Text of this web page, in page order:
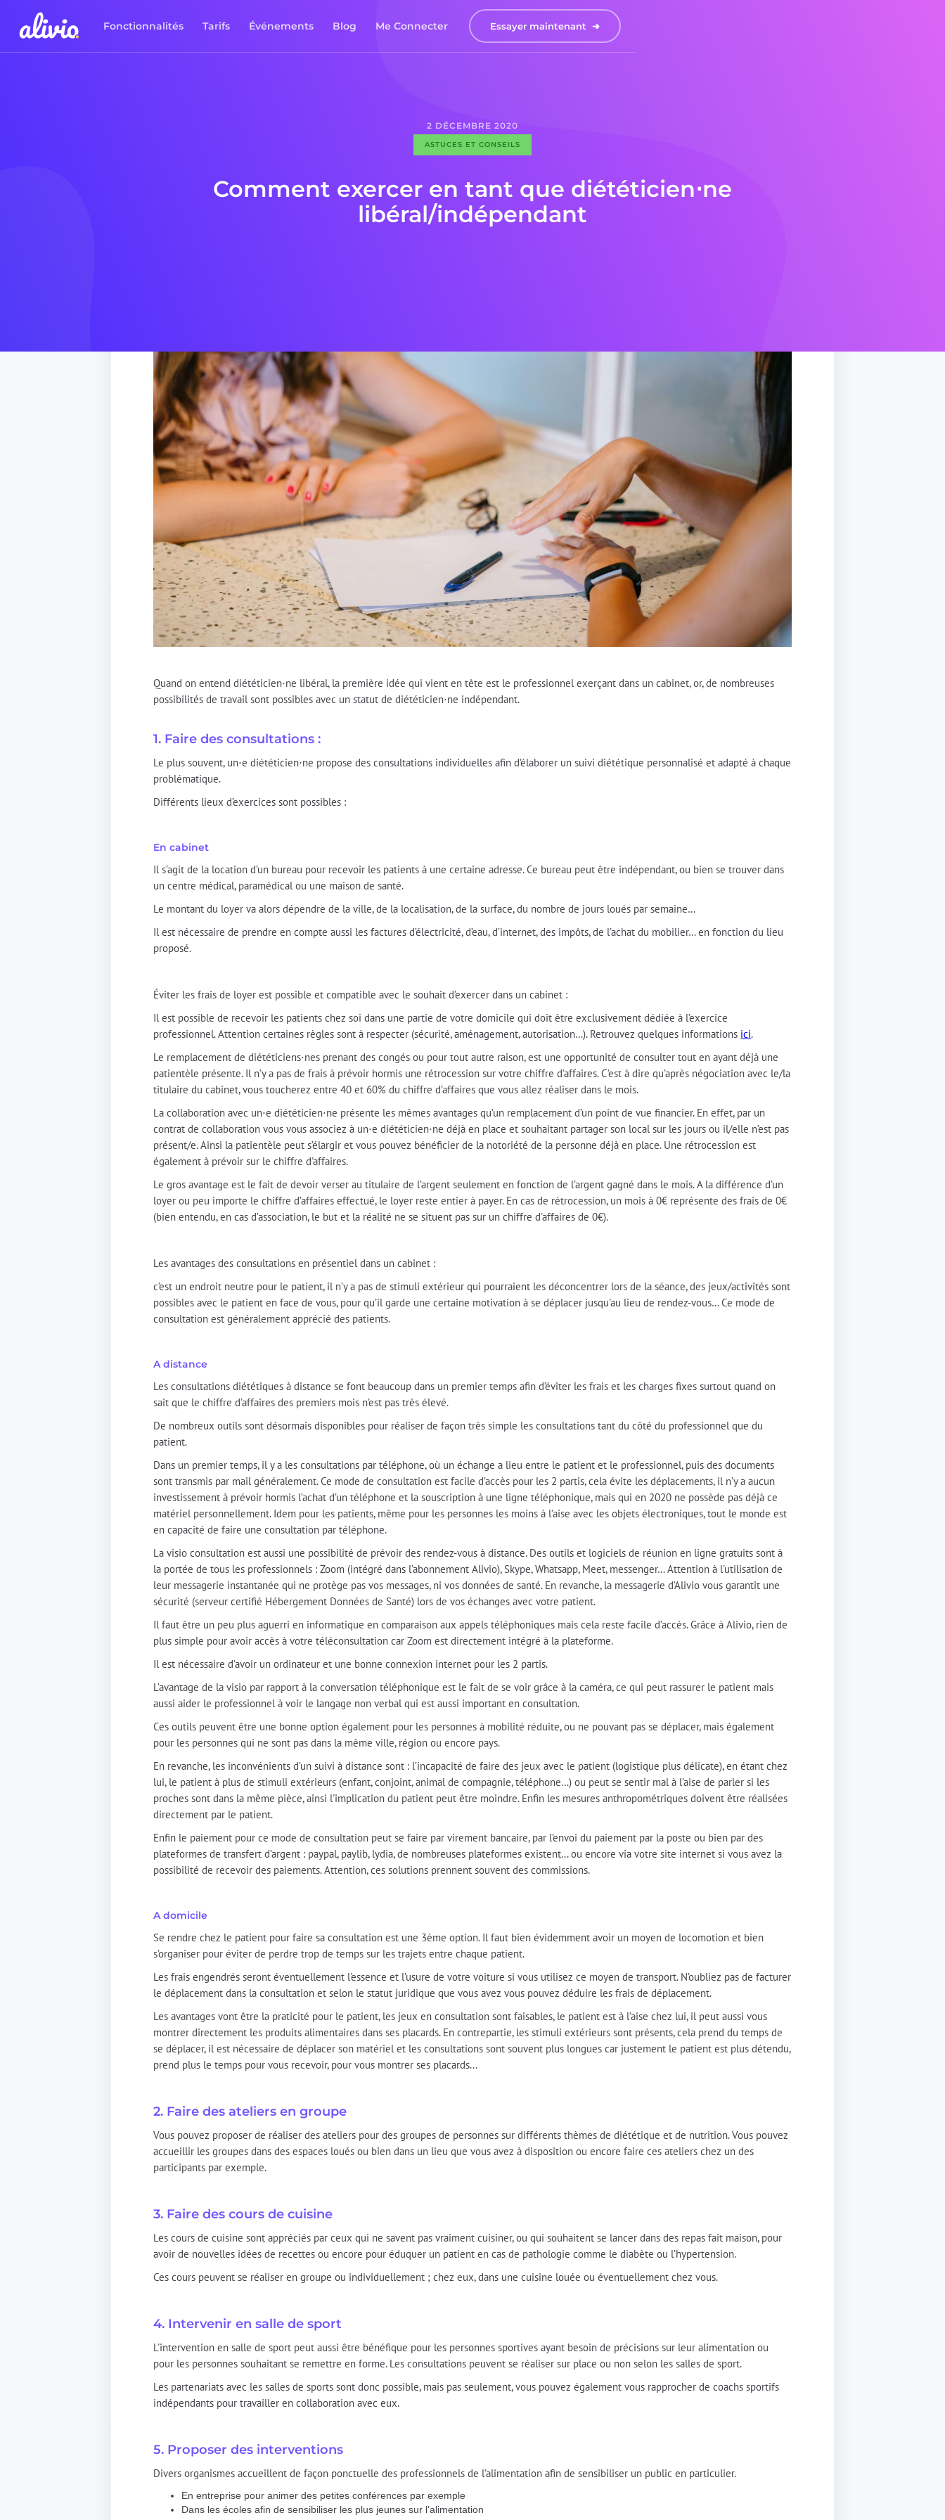
Fonctionnalités Tarifs Événements Blog Me Connecter Essayer maintenant  ➜
2 DÉCEMBRE 2020
ASTUCES ET CONSEILS
Comment exercer en tant que diététicien⋅ne
libéral/indépendant
Quand on entend diététicien⋅ne libéral, la première idée qui vient en tête est le professionnel exerçant dans un cabinet, or, de nombreuses
possibilités de travail sont possibles avec un statut de diététicien⋅ne indépendant.
1. Faire des consultations :
Le plus souvent, un⋅e diététicien⋅ne propose des consultations individuelles afin d’élaborer un suivi diététique personnalisé et adapté à chaque
problématique.
Différents lieux d’exercices sont possibles :
En cabinet
Il s’agit de la location d’un bureau pour recevoir les patients à une certaine adresse. Ce bureau peut être indépendant, ou bien se trouver dans
un centre médical, paramédical ou une maison de santé.
Le montant du loyer va alors dépendre de la ville, de la localisation, de la surface, du nombre de jours loués par semaine…
Il est nécessaire de prendre en compte aussi les factures d’électricité, d’eau, d’internet, des impôts, de l’achat du mobilier… en fonction du lieu
proposé.
Éviter les frais de loyer est possible et compatible avec le souhait d’exercer dans un cabinet :
Il est possible de recevoir les patients chez soi dans une partie de votre domicile qui doit être exclusivement dédiée à l’exercice
professionnel. Attention certaines règles sont à respecter (sécurité, aménagement, autorisation…). Retrouvez quelques informations ici.
Le remplacement de diététiciens⋅nes prenant des congés ou pour tout autre raison, est une opportunité de consulter tout en ayant déjà une
patientèle présente. Il n’y a pas de frais à prévoir hormis une rétrocession sur votre chiffre d’affaires. C’est à dire qu’après négociation avec le/la
titulaire du cabinet, vous toucherez entre 40 et 60% du chiffre d’affaires que vous allez réaliser dans le mois.
La collaboration avec un⋅e diététicien⋅ne présente les mêmes avantages qu’un remplacement d’un point de vue financier. En effet, par un
contrat de collaboration vous vous associez à un⋅e diététicien⋅ne déjà en place et souhaitant partager son local sur les jours ou il/elle n’est pas
présent/e. Ainsi la patientèle peut s’élargir et vous pouvez bénéficier de la notoriété de la personne déjà en place. Une rétrocession est
également à prévoir sur le chiffre d'affaires.
Le gros avantage est le fait de devoir verser au titulaire de l’argent seulement en fonction de l’argent gagné dans le mois. A la différence d’un
loyer ou peu importe le chiffre d’affaires effectué, le loyer reste entier à payer. En cas de rétrocession, un mois à 0€ représente des frais de 0€
(bien entendu, en cas d’association, le but et la réalité ne se situent pas sur un chiffre d'affaires de 0€).
Les avantages des consultations en présentiel dans un cabinet :
c’est un endroit neutre pour le patient, il n’y a pas de stimuli extérieur qui pourraient les déconcentrer lors de la séance, des jeux/activités sont
possibles avec le patient en face de vous, pour qu’il garde une certaine motivation à se déplacer jusqu'au lieu de rendez-vous… Ce mode de
consultation est généralement apprécié des patients.
A distance
Les consultations diététiques à distance se font beaucoup dans un premier temps afin d’éviter les frais et les charges fixes surtout quand on
sait que le chiffre d’affaires des premiers mois n’est pas très élevé.
De nombreux outils sont désormais disponibles pour réaliser de façon très simple les consultations tant du côté du professionnel que du
patient.
Dans un premier temps, il y a les consultations par téléphone, où un échange a lieu entre le patient et le professionnel, puis des documents
sont transmis par mail généralement. Ce mode de consultation est facile d’accès pour les 2 partis, cela évite les déplacements, il n’y a aucun
investissement à prévoir hormis l’achat d’un téléphone et la souscription à une ligne téléphonique, mais qui en 2020 ne possède pas déjà ce
matériel personnellement. Idem pour les patients, même pour les personnes les moins à l’aise avec les objets électroniques, tout le monde est
en capacité de faire une consultation par téléphone.
La visio consultation est aussi une possibilité de prévoir des rendez-vous à distance. Des outils et logiciels de réunion en ligne gratuits sont à
la portée de tous les professionnels : Zoom (intégré dans l’abonnement Alivio), Skype, Whatsapp, Meet, messenger… Attention à l'utilisation de
leur messagerie instantanée qui ne protège pas vos messages, ni vos données de santé. En revanche, la messagerie d’Alivio vous garantit une
sécurité (serveur certifié Hébergement Données de Santé) lors de vos échanges avec votre patient.
Il faut être un peu plus aguerri en informatique en comparaison aux appels téléphoniques mais cela reste facile d’accès. Grâce à Alivio, rien de
plus simple pour avoir accès à votre téléconsultation car Zoom est directement intégré à la plateforme.
Il est nécessaire d’avoir un ordinateur et une bonne connexion internet pour les 2 partis.
L’avantage de la visio par rapport à la conversation téléphonique est le fait de se voir grâce à la caméra, ce qui peut rassurer le patient mais
aussi aider le professionnel à voir le langage non verbal qui est aussi important en consultation.
Ces outils peuvent être une bonne option également pour les personnes à mobilité réduite, ou ne pouvant pas se déplacer, mais également
pour les personnes qui ne sont pas dans la même ville, région ou encore pays.
En revanche, les inconvénients d’un suivi à distance sont : l’incapacité de faire des jeux avec le patient (logistique plus délicate), en étant chez
lui, le patient à plus de stimuli extérieurs (enfant, conjoint, animal de compagnie, téléphone…) ou peut se sentir mal à l’aise de parler si les
proches sont dans la même pièce, ainsi l'implication du patient peut être moindre. Enfin les mesures anthropométriques doivent être réalisées
directement par le patient.
Enfin le paiement pour ce mode de consultation peut se faire par virement bancaire, par l’envoi du paiement par la poste ou bien par des
plateformes de transfert d’argent : paypal, paylib, lydia, de nombreuses plateformes existent... ou encore via votre site internet si vous avez la
possibilité de recevoir des paiements. Attention, ces solutions prennent souvent des commissions.
A domicile
Se rendre chez le patient pour faire sa consultation est une 3ème option. Il faut bien évidemment avoir un moyen de locomotion et bien
s’organiser pour éviter de perdre trop de temps sur les trajets entre chaque patient.
Les frais engendrés seront éventuellement l'essence et l’usure de votre voiture si vous utilisez ce moyen de transport. N’oubliez pas de facturer
le déplacement dans la consultation et selon le statut juridique que vous avez vous pouvez déduire les frais de déplacement.
Les avantages vont être la praticité pour le patient, les jeux en consultation sont faisables, le patient est à l’aise chez lui, il peut aussi vous
montrer directement les produits alimentaires dans ses placards. En contrepartie, les stimuli extérieurs sont présents, cela prend du temps de
se déplacer, il est nécessaire de déplacer son matériel et les consultations sont souvent plus longues car justement le patient est plus détendu,
prend plus le temps pour vous recevoir, pour vous montrer ses placards...
2. Faire des ateliers en groupe
Vous pouvez proposer de réaliser des ateliers pour des groupes de personnes sur différents thèmes de diététique et de nutrition. Vous pouvez
accueillir les groupes dans des espaces loués ou bien dans un lieu que vous avez à disposition ou encore faire ces ateliers chez un des
participants par exemple.
3. Faire des cours de cuisine
Les cours de cuisine sont appréciés par ceux qui ne savent pas vraiment cuisiner, ou qui souhaitent se lancer dans des repas fait maison, pour
avoir de nouvelles idées de recettes ou encore pour éduquer un patient en cas de pathologie comme le diabète ou l’hypertension.
Ces cours peuvent se réaliser en groupe ou individuellement ; chez eux, dans une cuisine louée ou éventuellement chez vous.
4. Intervenir en salle de sport
L'intervention en salle de sport peut aussi être bénéfique pour les personnes sportives ayant besoin de précisions sur leur alimentation ou
pour les personnes souhaitant se remettre en forme. Les consultations peuvent se réaliser sur place ou non selon les salles de sport.
Les partenariats avec les salles de sports sont donc possible, mais pas seulement, vous pouvez également vous rapprocher de coachs sportifs
indépendants pour travailler en collaboration avec eux.
5. Proposer des interventions
Divers organismes accueillent de façon ponctuelle des professionnels de l’alimentation afin de sensibiliser un public en particulier.
En entreprise pour animer des petites conférences par exemple
Dans les écoles afin de sensibiliser les plus jeunes sur l’alimentation